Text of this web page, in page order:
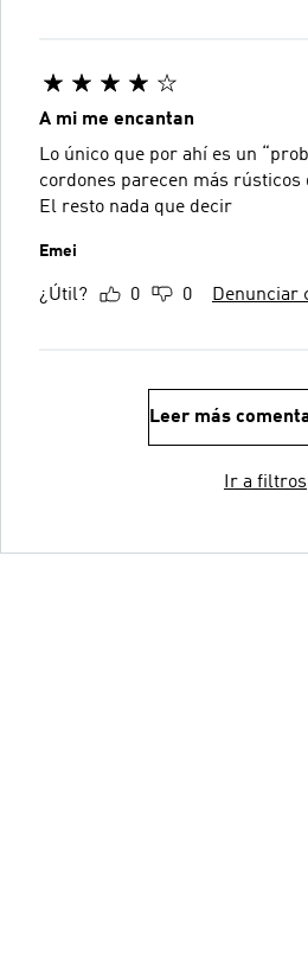
A mi me encantan
Lo único que por ahí es un
cordones parecen más rústicos
El resto nada que decir
Emei
¿Útil? 0 0 Denunciar
Leer más
Ir a filtros